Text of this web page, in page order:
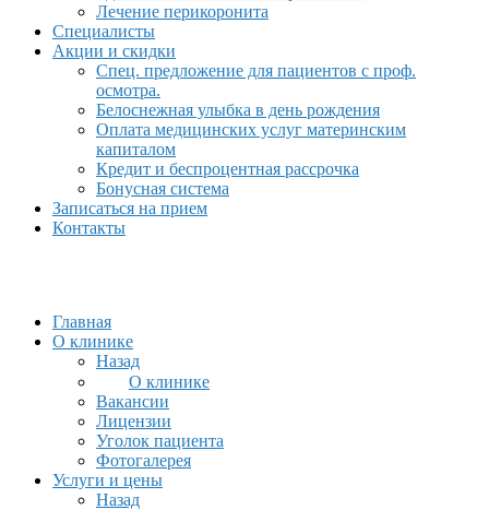
Лечение перикоронита
Специалисты
Акции и скидки
Спец. предложение для пациентов с проф.
осмотра.
Белоснежная улыбка в день рождения
Оплата медицинских услуг материнским
капиталом
Кредит и беспроцентная рассрочка
Бонусная система
Записаться на прием
Контакты
Главная
О клинике
Назад
О клинике
Вакансии
Лицензии
Уголок пациента
Фотогалерея
Услуги и цены
Назад